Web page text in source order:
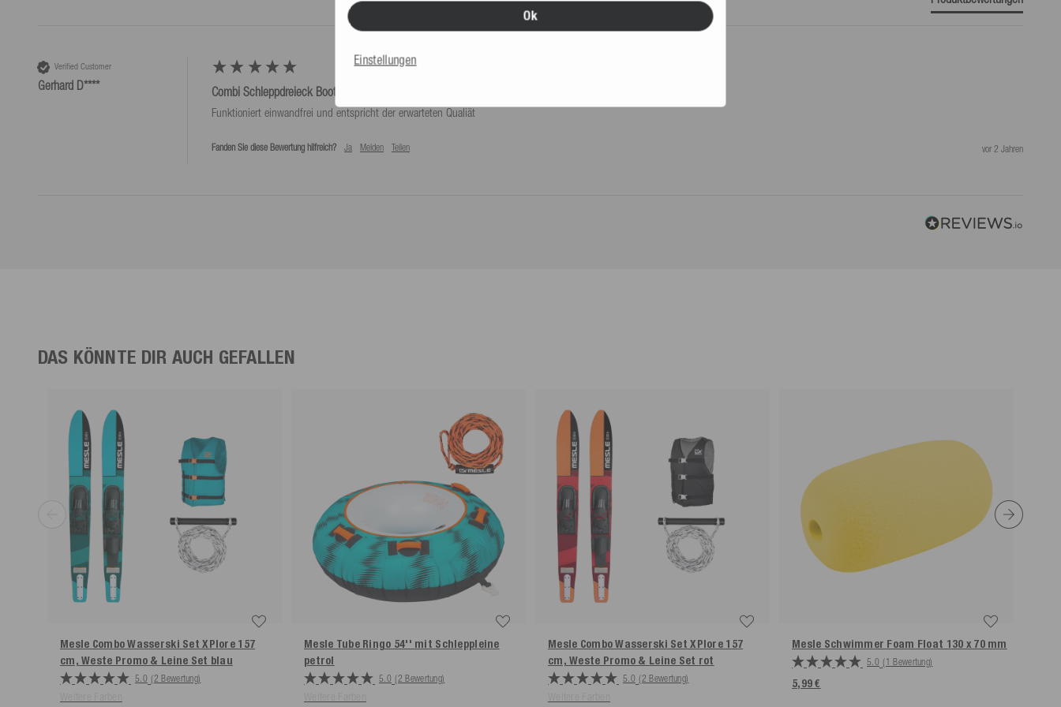
Verified Customer
Gerhard D**** Combi Schleppdreieck Boot 1 Personen mit Rolle für Wasserski, Wakeboard
Funktioniert einwandfrei und entspricht der erwarteten Qualiät
Fanden Sie diese Bewertung hilfreich? Ja Melden Teilen vor 2 Jahren
DAS KÖNNTE DIR AUCH GEFALLEN
Mesle Combo Wasserski Set XPlore 157
cm, Weste Promo & Leine Set blau
5.0 (2 Bewertung)
Mesle Tube Ringo 54'' mit Schleppleine
petrol
5.0 (2 Bewertung)
Mesle Combo Wasserski Set XPlore 157
cm, Weste Promo & Leine Set rot
5.0 (2 Bewertung)
Mesle Schwimmer Foam Float 130 x 70 mm
5.0 (1 Bewertung)
5,99 €
Ok
Einstellungen